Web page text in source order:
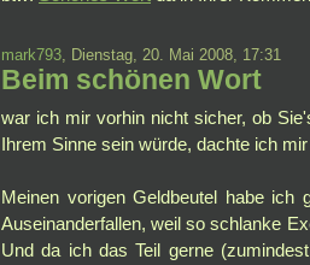
mark793, Dienstag, 20. Mai 2008, 17:31
Beim schönen Wort
war ich mir vorhin nicht sicher, ob
Ihrem Sinne sein würde, dachte ich
Meinen vorigen Geldbeutel habe ich
Auseinanderfallen, weil so schlanke
Und da ich das Teil gerne